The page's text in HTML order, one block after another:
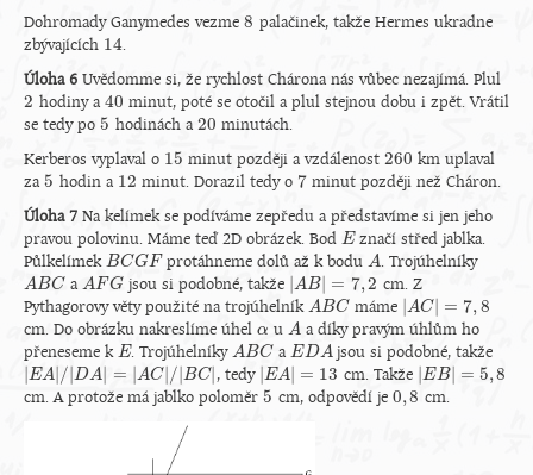
Dohromady Ganymedes vezme 8
8 palačinek, takže Hermes ukradne
zbývajících 14
14.
Úloha 6 Uvědomme si, že rychlost Chárona nás vůbec nezajímá. Plul
2
2 hodiny a 40
40 minut, poté se otočil a plul stejnou dobu i zpět. Vrátil
se tedy po 5
5 hodinách a 20
20 minutách.
Kerberos vyplaval o 15
15 minut později a vzdálenost260
260 km uplaval
za 5
5 hodin a 12
12 minut. Dorazil tedy o 7
7 minut později než Cháron.
Úloha 7 Na kelímek se podíváme zepředu a představíme si jen jeho
pravou polovinu. Máme teď 2D obrázek. Bod E
Eznačí střed jablka.
Půlkelímek BCGF
BCGF protáhneme dolů až k boduA
A. Trojúhelníky
A BC
ABC aA FG
AFG jsou si podobné, takže |A B| = 7,2
AB|= 7,2
cm. Z
Pythagorovy věty použité na trojúhelník A BC
ABC máme |AC| = 7, 8
AC|= 7,8
cm. Do obrázku nakreslíme úhel α
α uA
A a díky pravým úhlům ho
přeneseme k E
E. TrojúhelníkyA BC
ABC aEDA
EDA jsou si podobné, takže
| EA|/|DA| = | AC|/| BC|
EA|/ D A|=|A |/| C| , tedy | EA| = 13
EA|= 13 cm. Takže |EB| = 5,8
EB|= ,8
cm. A protože má jablko poloměr 5
5 cm, odpovědí je 0,8
0,8 cm.